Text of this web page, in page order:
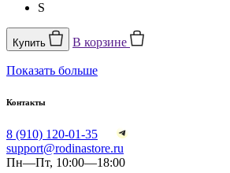
S
Купить В корзине
Показать больше
Контакты
8 (910) 120-01-35
support@rodinastore.ru
Пн—Пт, 10:00—18:00